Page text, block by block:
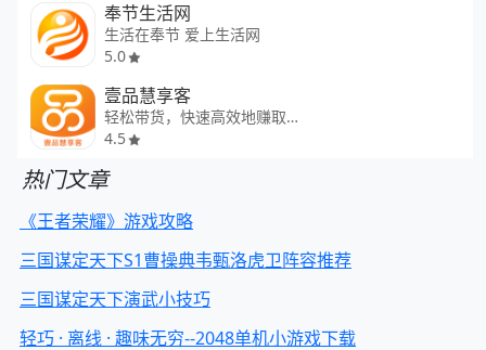
奉节生活网
生活在奉节 爱上生活网
5.0
壹品慧享客
轻松带货，快速高效地赚取佣金
4.5
热门文章
《王者荣耀》游戏攻略
三国谋定天下S1曹操典韦甄洛虎卫阵容推荐
三国谋定天下演武小技巧
轻巧 · 离线 · 趣味无穷--2048单机小游戏下载